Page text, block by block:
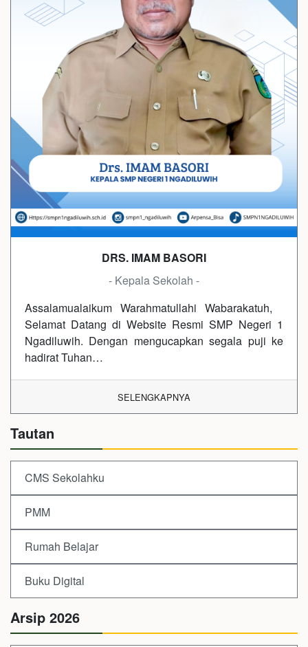
DRS. IMAM BASORI
- Kepala Sekolah -
Assalamualaikum Warahmatullahi Wabarakatuh,
Selamat Datang di Website Resmi SMP Negeri 1
Ngadiluwih. Dengan mengucapkan segala puji ke
hadirat Tuhan…
SELENGKAPNYA
Tautan
CMS Sekolahku
PMM
Rumah Belajar
Buku Digital
Arsip 2026